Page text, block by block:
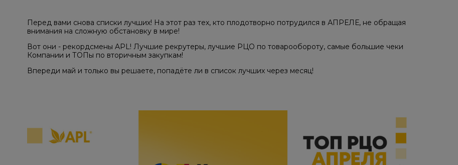
Перед вами снова списки лучших! На этот раз тех, кто плодотворно потрудился в АПРЕЛЕ, не обращая
внимания на сложную обстановку в мире!
Вот они - рекордсмены APL! Лучшие рекрутеры, лучшие РЦО по товарообороту, самые большие чеки
Компании и ТОПы по вторичным закупкам!
Впереди май и только вы решаете, попадёте ли в список лучших через месяц!